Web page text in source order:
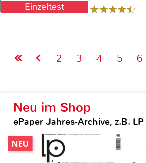
Einzeltest
2 3 4 5 6
Neu im Shop
ePaper Jahres-Archive, z.B. LP